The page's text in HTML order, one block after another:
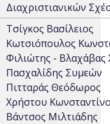
Διαχριστιανικών
Τσίγκος Βασίλειος
Κωτσιόπουλος
Φιλιώτης - Βλαχάβας
Πασχαλίδης Συμεών
Πιτταράς Θεόδωρος
Χρήστου
Βάντσος Μιλτιάδης